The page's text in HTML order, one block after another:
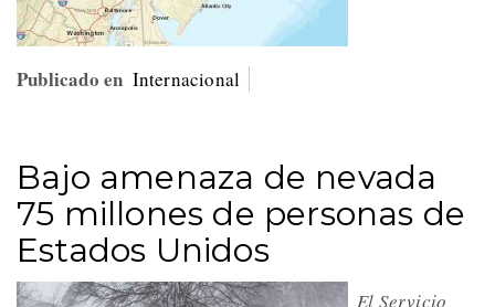
Publicado en Internacional
Bajo amenaza de nevada
75 millones de personas de
Estados Unidos
El Servicio